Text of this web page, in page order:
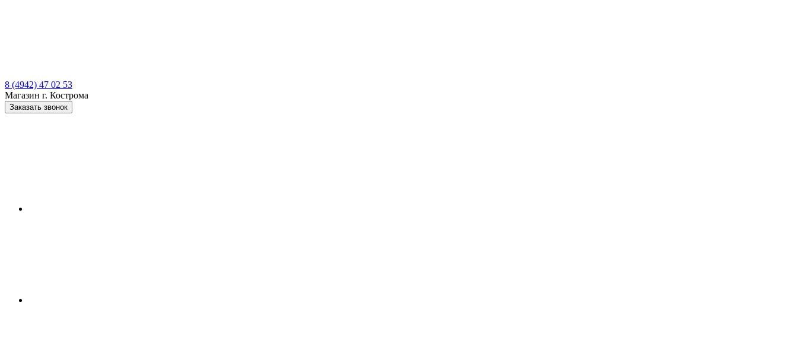
8 (4942) 47 02 53
Магазин г. Кострома
Заказать звонок